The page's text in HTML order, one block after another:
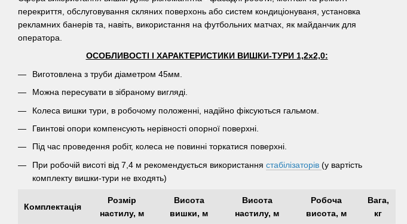
перекриття, обслуговування скляних поверхонь або систем кондиціонуваня, установка
рекламних банерів та, навіть, використання на футбольних матчах, як майданчик для
оператора.
ОСОБЛИВОСТІ І ХАРАКТЕРИСТИКИ ВИШКИ-ТУРИ 1,2х2,0:
Виготовлена з труби діаметром 45мм.
Можна пересувати в зібраному вигляді.
Колеса вишки тури, в робочому положенні, надійно фіксуються гальмом.
Гвинтові опори компенсують нерівності опорної поверхні.
Під час проведення робіт, колеса не повинні торкатися поверхні.
При робочій висоті від 7,4 м рекомендується використання стабілізаторів (у вартість
комплекту вишки-тури не входять)
Комплектація
Розмір
настилу, м
Висота
вишки, м
Висота
настилу, м
Робоча
висота, м
Вага,
кг